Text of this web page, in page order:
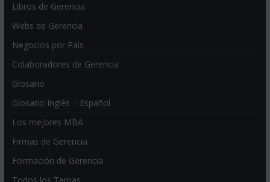
Libros de Gerencia
Webs de Gerencia
Negocios por País
Colaboradores de Gerencia
Glosario
Glosario Inglés – Español
Los mejores MBA
Firmas de Gerencia
Formación de Gerencia